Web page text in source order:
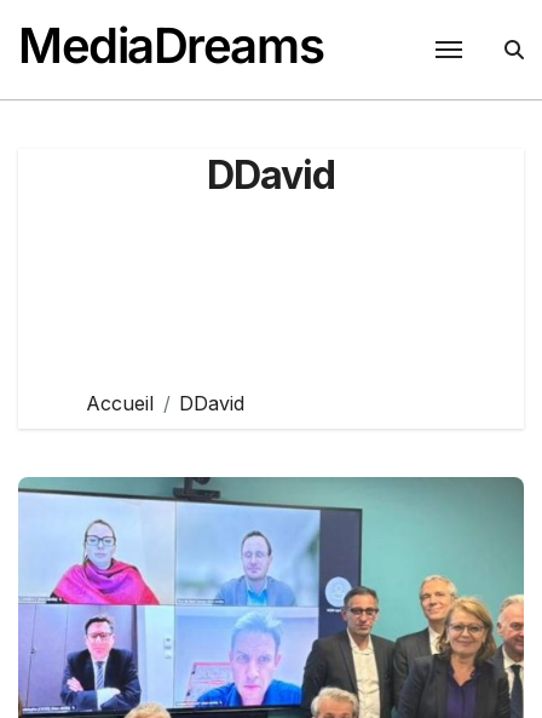
contenu
MediaDreams
DDavid
Accueil DDavid